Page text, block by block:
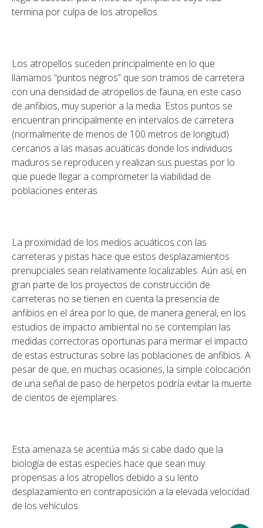
termina por culpa de los atropellos.
Los atropellos suceden principalmente en lo que
llamamos “puntos negros” que son tramos de carretera
con una densidad de atropellos de fauna, en este caso
de anfibios, muy superior a la media. Estos puntos se
encuentran principalmente en intervalos de carretera
(normalmente de menos de 100 metros de longitud)
cercanos a las masas acuáticas donde los individuos
maduros se reproducen y realizan sus puestas por lo
que puede llegar a comprometer la viabilidad de
poblaciones enteras.
La proximidad de los medios acuáticos con las
carreteras y pistas hace que estos desplazamientos
prenupciales sean relativamente localizables. Aún así, en
gran parte de los proyectos de construcción de
carreteras no se tienen en cuenta la presencia de
anfibios en el área por lo que, de manera general, en los
estudios de impacto ambiental no se contemplan las
medidas correctoras oportunas para mermar el impacto
de estas estructuras sobre las poblaciones de anfibios. A
pesar de que, en muchas ocasiones, la simple colocación
de una señal de paso de herpetos podría evitar la muerte
de cientos de ejemplares.
Esta amenaza se acentúa más si cabe dado que la
biología de estas especies hace que sean muy
propensas a los atropellos debido a su lento
desplazamiento en contraposición a la elevada velocidad
de los vehículos.